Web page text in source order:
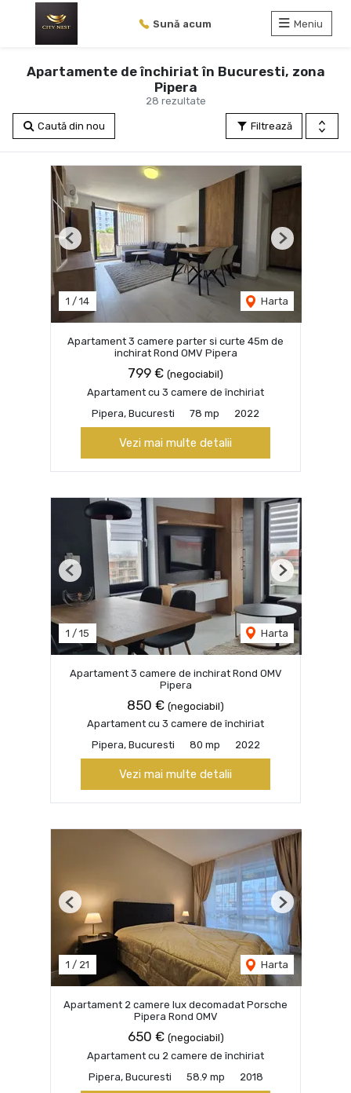
Sună acum Meniu
28 rezultate
Apartamente de închiriat în Bucuresti, zona
Pipera
Filtrează
Caută din nou
1 / 14 Harta
Previous Next
Apartament 3 camere parter si curte 45m de
inchirat Rond OMV Pipera
799 € (negociabil)
Apartament cu 3 camere de închiriat
Pipera, Bucuresti
78 mp 2022
Vezi mai multe detalii
1 / 15 Harta
Previous Next
Apartament 3 camere de inchirat Rond OMV
Pipera
850 € (negociabil)
Apartament cu 3 camere de închiriat
Pipera, Bucuresti
80 mp 2022
Vezi mai multe detalii
1 / 21 Harta
Previous Next
Apartament 2 camere lux decomadat Porsche
Pipera Rond OMV
650 € (negociabil)
Apartament cu 2 camere de închiriat
Pipera, Bucuresti
58.9 mp 2018